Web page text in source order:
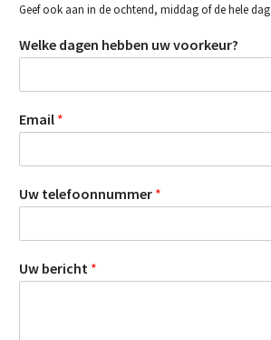
Geef ook aan in de ochtend, middag of de hele dag
Welke dagen hebben uw voorkeur?
Email *
Uw telefoonnummer *
Uw bericht *